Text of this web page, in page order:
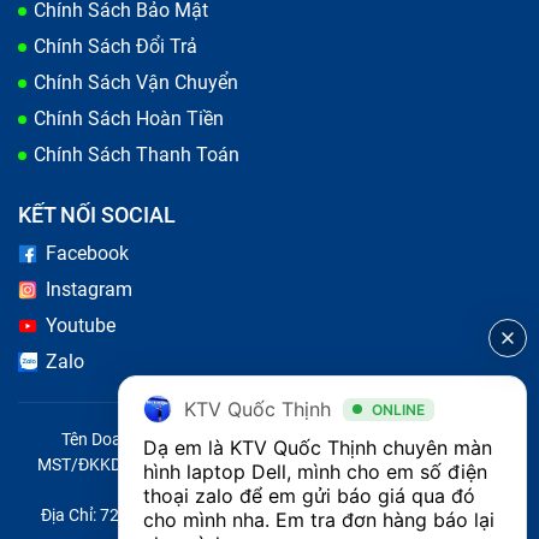
laptop Dell Latitude 7480 (đã bao gồm công).
Có nhiều nguyên nhân khiến màn hình laptop Dell
Latitude 7480 (đã bao gồm công) bị lỗi
Chính Sách Bảo Mật
Chính Sách Đổi Trả
Chính Sách Vận Chuyển
Chính Sách Hoàn Tiền
Chính Sách Thanh Toán
KẾT NỐI SOCIAL
Facebook
Instagram
Youtube
Zalo
Tên Doanh Nghiệp: CÔNG TY TNHH CITY ONE VIỆT NAM
MST/ĐKKD/QĐTL: 0316569346 do sở KHĐT TP.HCM cấp ngày
14/04/2023
Địa Chỉ: 721 Trường Chinh, Phường Tây Thạnh, Quận Tân Phú,
KTV Quốc Thịnh ONLINE
Dạ em là KTV Quốc Thịnh chuyên màn
hình laptop Dell, mình cho em số điện
thoại zalo để em gửi báo giá qua đó
cho mình nha. Em tra đơn hàng báo lại